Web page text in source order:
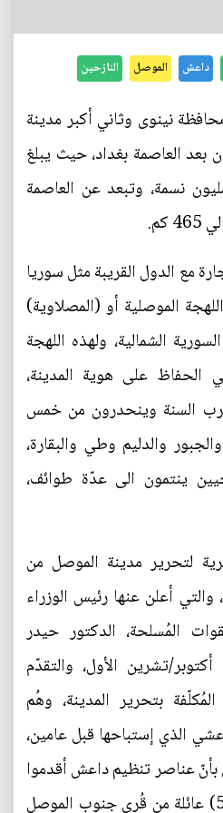
داعش الموصل النازحين
نينوى وثاني أكبر مدينة
العاصمة بغداد، حيث يبلغ
سكانها حوالي 2 مليون نسمة، وتبعد عن العاصمة
مع الدول القريبة مثل سوريا
الموصلية أو (المصلاوية)
الشمالية، ولهذه اللهجة
الحفاظ على هوية المدينة،
السنة وينحدرون من خمس
والدليم وطي والبقارة،
ينتمون الى عدّة طوائف،
لتحرير مدينة الموصل من
والتي أعلن عنها رئيس الوزراء
المُسلحة، الدكتور حيدر
العبادي، يوم الإثنين 17 أكتوبر/تشرين الأول، والتقدّم
بتحرير المدينة، وهُم
الذي إستباحها قبل عامين،
عناصر تنظيم داعش أقدموا
على تهجير أكثر من (500) عائلة من قُرى جنوب الموصل